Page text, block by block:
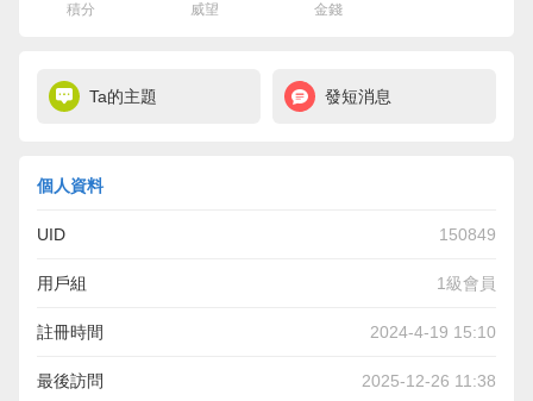
積分 威望 金錢
Ta的主題 發短消息
個人資料
UID 150849
用戶組 1級會員
註冊時間 2024-4-19 15:10
最後訪問 2025-12-26 11:38